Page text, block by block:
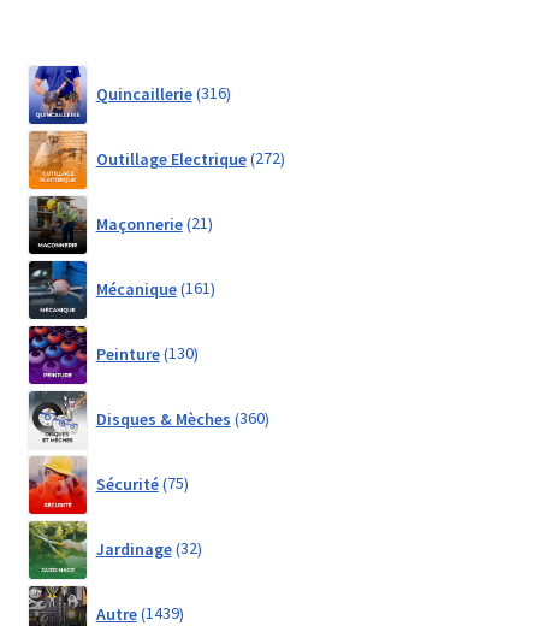
Quincaillerie 316products
Outillage Electrique 272products
Maçonnerie 21products
Mécanique 161products
Peinture 130products
Disques & Mèches 360products
Sécurité 75products
Jardinage 32products
Autre 1439